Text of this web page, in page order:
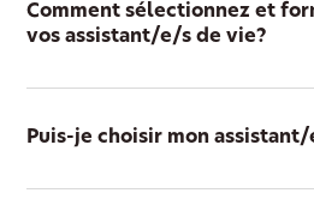
Comment sélectionnez et
vos assistant/e/s de vie?
Puis-je choisir mon assistant/